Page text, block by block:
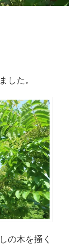
した。
の木を掻く